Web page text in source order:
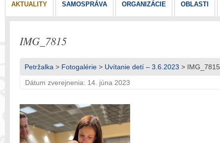
AKTUALITY SAMOSPRÁVA ORGANIZÁCIE OBLASTI
IMG_7815
Petržalka > Fotogalérie > Uvítanie detí – 3.6.2023 > IMG_7815
Dátum zverejnenia: 14. júna 2023